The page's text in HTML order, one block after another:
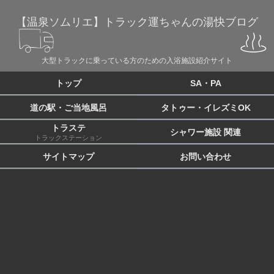
【温泉ソムリエ】トラック運ちゃんの湯快ブログ
大型トラックに乗っている方のための入浴施設紹介サイト
トップ SA・PA
道の駅・ご当地風呂 タトゥー・イレズミOK
トラステ
トラックステーション
シャワー施設 関連
サイトマップ お問い合わせ